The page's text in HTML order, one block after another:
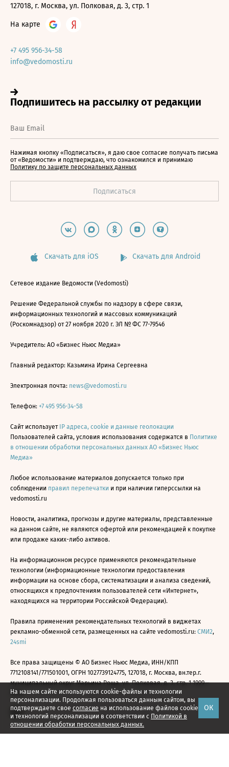
На нашем сайте используются cookie-файлы и технологии
персонализации. Продолжая пользоваться данным сайтом, вы
подтверждаете свое согласие на использование файлов cookie
и технологий персонализации в соответствии с Политикой в
отношении обработки персональных данных.
ОК
127018, г. Москва, ул. Полковая, д. 3, стр. 1
На карте
+7 495 956-34-58
info@vedomosti.ru
Нажимая кнопку «Подписаться», я даю свое согласие получать письма
от «Ведомости» и подтверждаю, что ознакомился и принимаю
Политику по защите персональных данных
Скачать для iOS Скачать для Android
Сетевое издание Ведомости (Vedomosti)
Решение Федеральной службы по надзору в сфере связи,
информационных технологий и массовых коммуникаций
(Роскомнадзор) от 27 ноября 2020 г. ЭЛ № ФС 77-79546
Учредитель: АО «Бизнес Ньюс Медиа»
Главный редактор: Казьмина Ирина Сергеевна
Электронная почта: news@vedomosti.ru
Телефон: +7 495 956-34-58
Сайт использует IP адреса, cookie и данные геолокации
Пользователей сайта, условия использования содержатся в Политике
в отношении обработки персональных данных АО «Бизнес Ньюс
Медиа»
Любое использование материалов допускается только при
соблюдении правил перепечатки и при наличии гиперссылки на
vedomosti.ru
Новости, аналитика, прогнозы и другие материалы, представленные
на данном сайте, не являются офертой или рекомендацией к покупке
или продаже каких-либо активов.
На информационном ресурсе применяются рекомендательные
технологии (информационные технологии предоставления
информации на основе сбора, систематизации и анализа сведений,
относящихся к предпочтениям пользователей сети «Интернет»,
находящихся на территории Российской Федерации).
Правила применения рекомендательных технологий в виджетах
рекламно-обменной сети, размещенных на сайте vedomosti.ru: СМИ2,
24smi
Все права защищены © АО Бизнес Ньюс Медиа, ИНН/КПП
7712108141/771501001, ОГРН 1027739124775, 127018, г. Москва, вн.тер.г.
муниципальный округ Марьина Роща, ул. Полковая, д. 3, стр. 1 1999—
2026